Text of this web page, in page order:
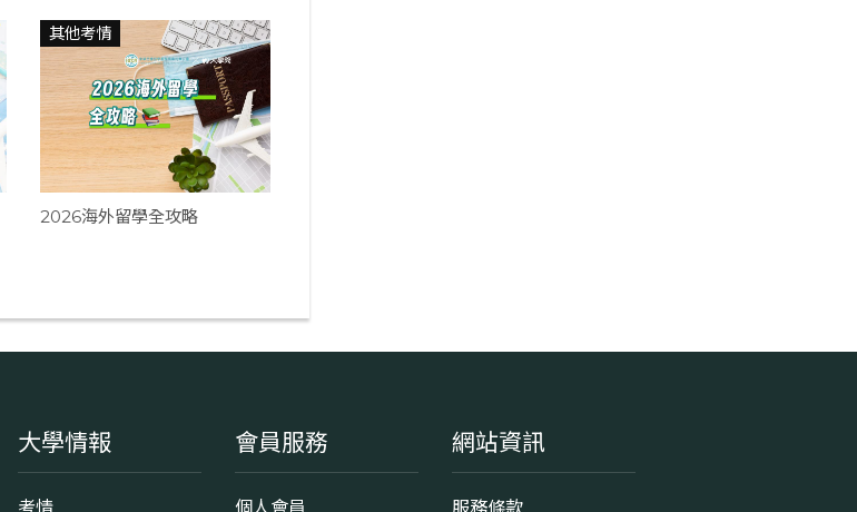
其他考情
2026海外留學全攻略
大學情報
考情
會員服務
個人會員
網站資訊
服務條款